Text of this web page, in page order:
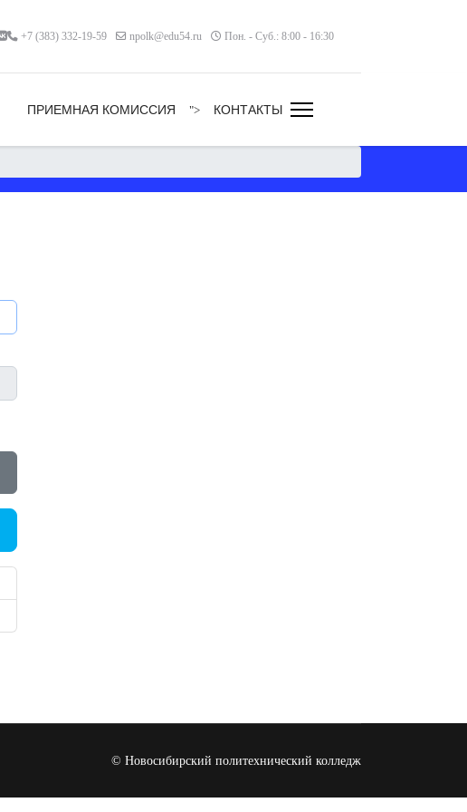
+7 (383) 332-19-59 npolk@edu54.ru Пон. - Суб.: 8:00 - 16:30
ПРИЕМНАЯ КОМИССИЯ "> КОНТАКТЫ
© Новосибирский политехнический колледж